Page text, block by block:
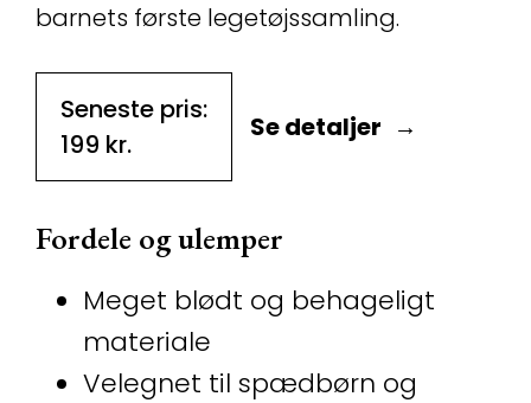
barnets første legetøjssamling.
Fordele og ulemper
Meget blødt og behageligt
materiale
Velegnet til spædbørn og
Seneste pris:
199 kr.
Se detaljer